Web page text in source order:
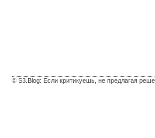
© S3.Blog: Если критикуешь, не предлагая